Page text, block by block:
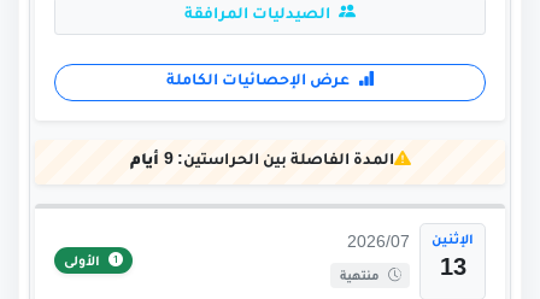
الصيدليات المرافقة
عرض الإحصائيات الكاملة
المدة الفاصلة بين الحراستين:9 أيام
الإثنين
13
2026/07
منتهية
الأولى